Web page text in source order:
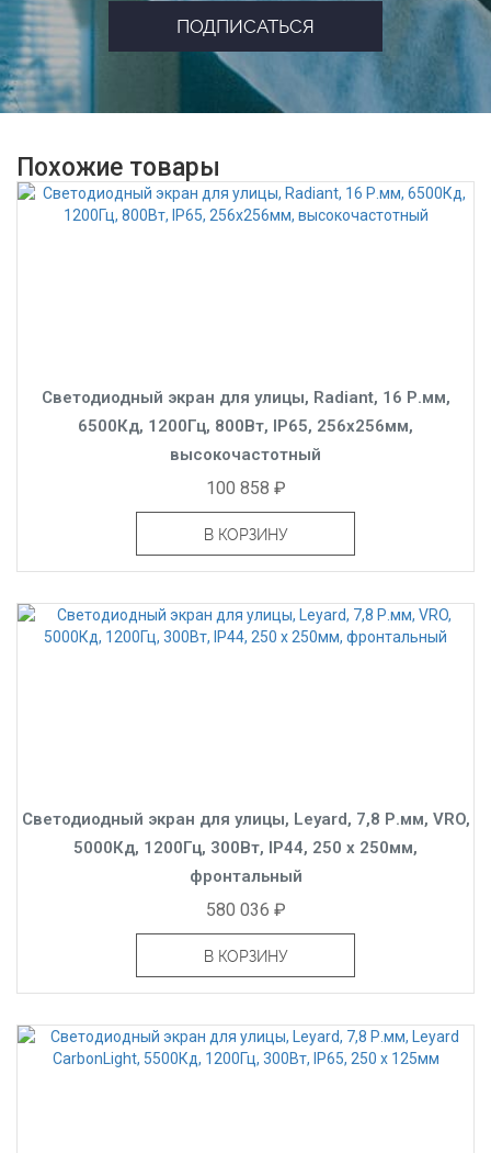
Похожие товары
Светодиодный экран для улицы, Radiant, 16 Р.мм,
6500Кд, 1200Гц, 800Вт, IP65, 256x256мм,
высокочастотный
100 858 ₽
В КОРЗИНУ
Светодиодный экран для улицы, Leyard, 7,8 Р.мм, VRO,
5000Кд, 1200Гц, 300Вт, IP44, 250 x 250мм,
фронтальный
580 036 ₽
В КОРЗИНУ